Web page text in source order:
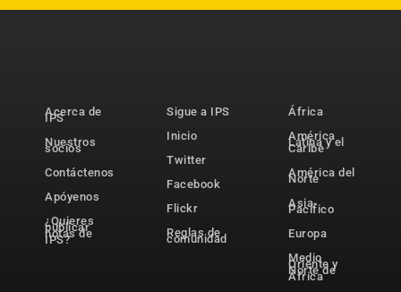
Acerca de
IPS
Nuestros
socios
Contáctenos
Apóyenos
¿Quieres
publicar
notas de
IPS?
Sigue a IPS
Inicio
Twitter
Facebook
Flickr
Reglas de
comunidad
África
América
Latina y el
Caribe
América del
Norte
Asia-
Pacífico
Europa
Medio
Oriente y
Norte de
África